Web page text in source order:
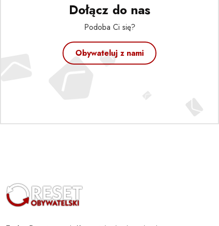
Dołącz do nas
Podoba Ci się?
Obywateluj z nami